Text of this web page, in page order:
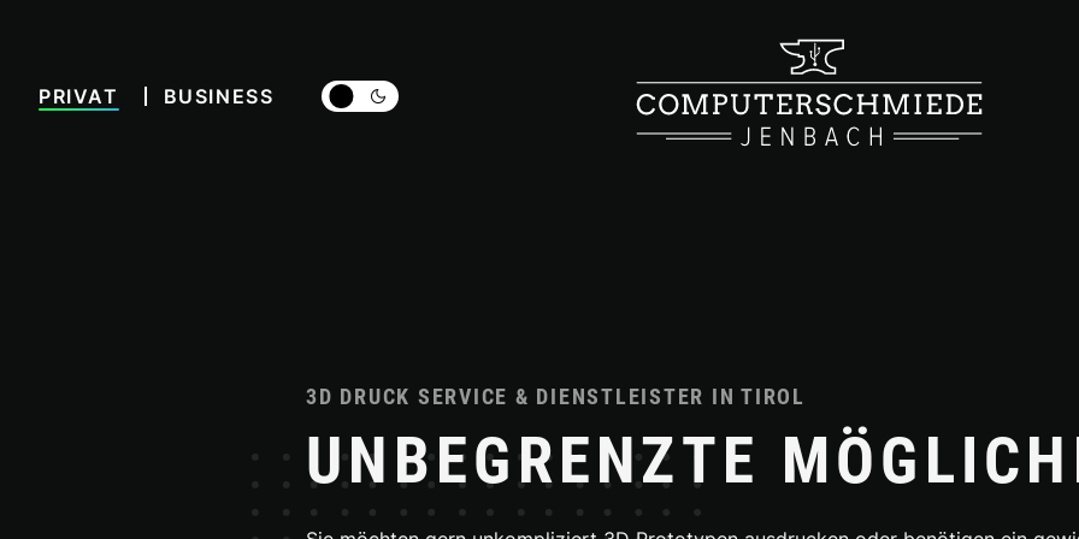
PRIVAT BUSINESS dark_mode
3D DRUCK SERVICE & DIENSTLEISTER IN TIROL
UNBEGRENZTE